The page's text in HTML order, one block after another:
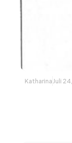
Katharina Juli